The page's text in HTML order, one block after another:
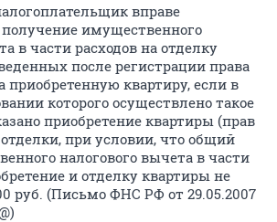
вправе
получение имущественного
в части расходов на отделку
после регистрации права
приобретенную квартиру, если в
которого осуществлено такое
приобретение квартиры (прав
при условии, что общий
налогового вычета в части
и отделку квартиры не
руб. (Письмо ФНС РФ от 29.05.2007